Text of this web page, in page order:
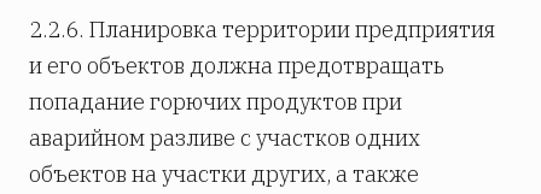
2.2.6. Планировка территории предприятия
и его объектов должна предотвращать
попадание горючих продуктов при
аварийном разливе с участков одних
объектов на участки других, а также